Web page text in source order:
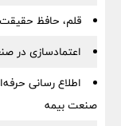
قلم، حافظ
اعتمادسازی در
اطلاع رسانی
صنعت بیمه